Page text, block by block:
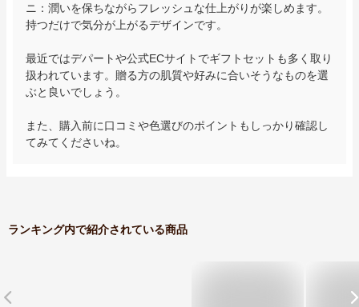
ニ：潤いを保ちながらフレッシュな仕上がりが楽しめます。
持つだけで気分が上がるデザインです。
最近ではデパートや公式ECサイトでギフトセットも多く取り
扱われています。贈る方の肌質や好みに合いそうなものを選
ぶと良いでしょう。
また、購入前に口コミや色選びのポイントもしっかり確認し
てみてくださいね。
ランキング内で紹介されている商品